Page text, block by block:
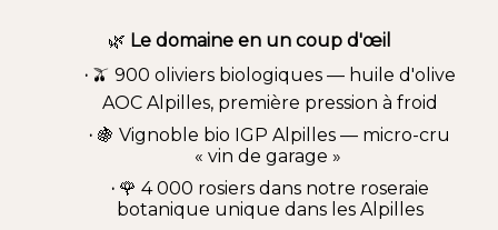
🌿 Le domaine en un coup d'œil
· 🫒 900 oliviers biologiques —huile d'olive
AOC Alpilles, première pression à froid
· 🍇 Vignoble bio IGP Alpilles — micro-cru
« vin de garage »
· 🌹 4 000 rosiers dans notre roseraie
botanique unique dans lesAlpilles